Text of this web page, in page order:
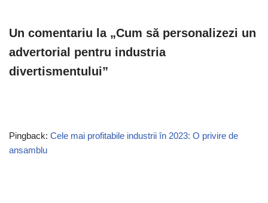
Un comentariu la „Cum să personalizezi un
advertorial pentru industria
divertismentului”
Pingback: Cele mai profitabile industrii în 2023: O privire de
ansamblu